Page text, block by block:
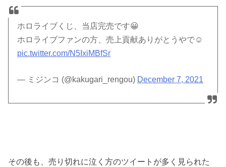
ホロライブくじ、当店完売です😀
ホロライブファンの方、売上貢献ありがとうやで☺️
pic.twitter.com/N5IxiMBfSr
— ミジンコ (@kakugari_rengou) December 7, 2021
その後も、売り切れに泣く方のツイートが多く見られた